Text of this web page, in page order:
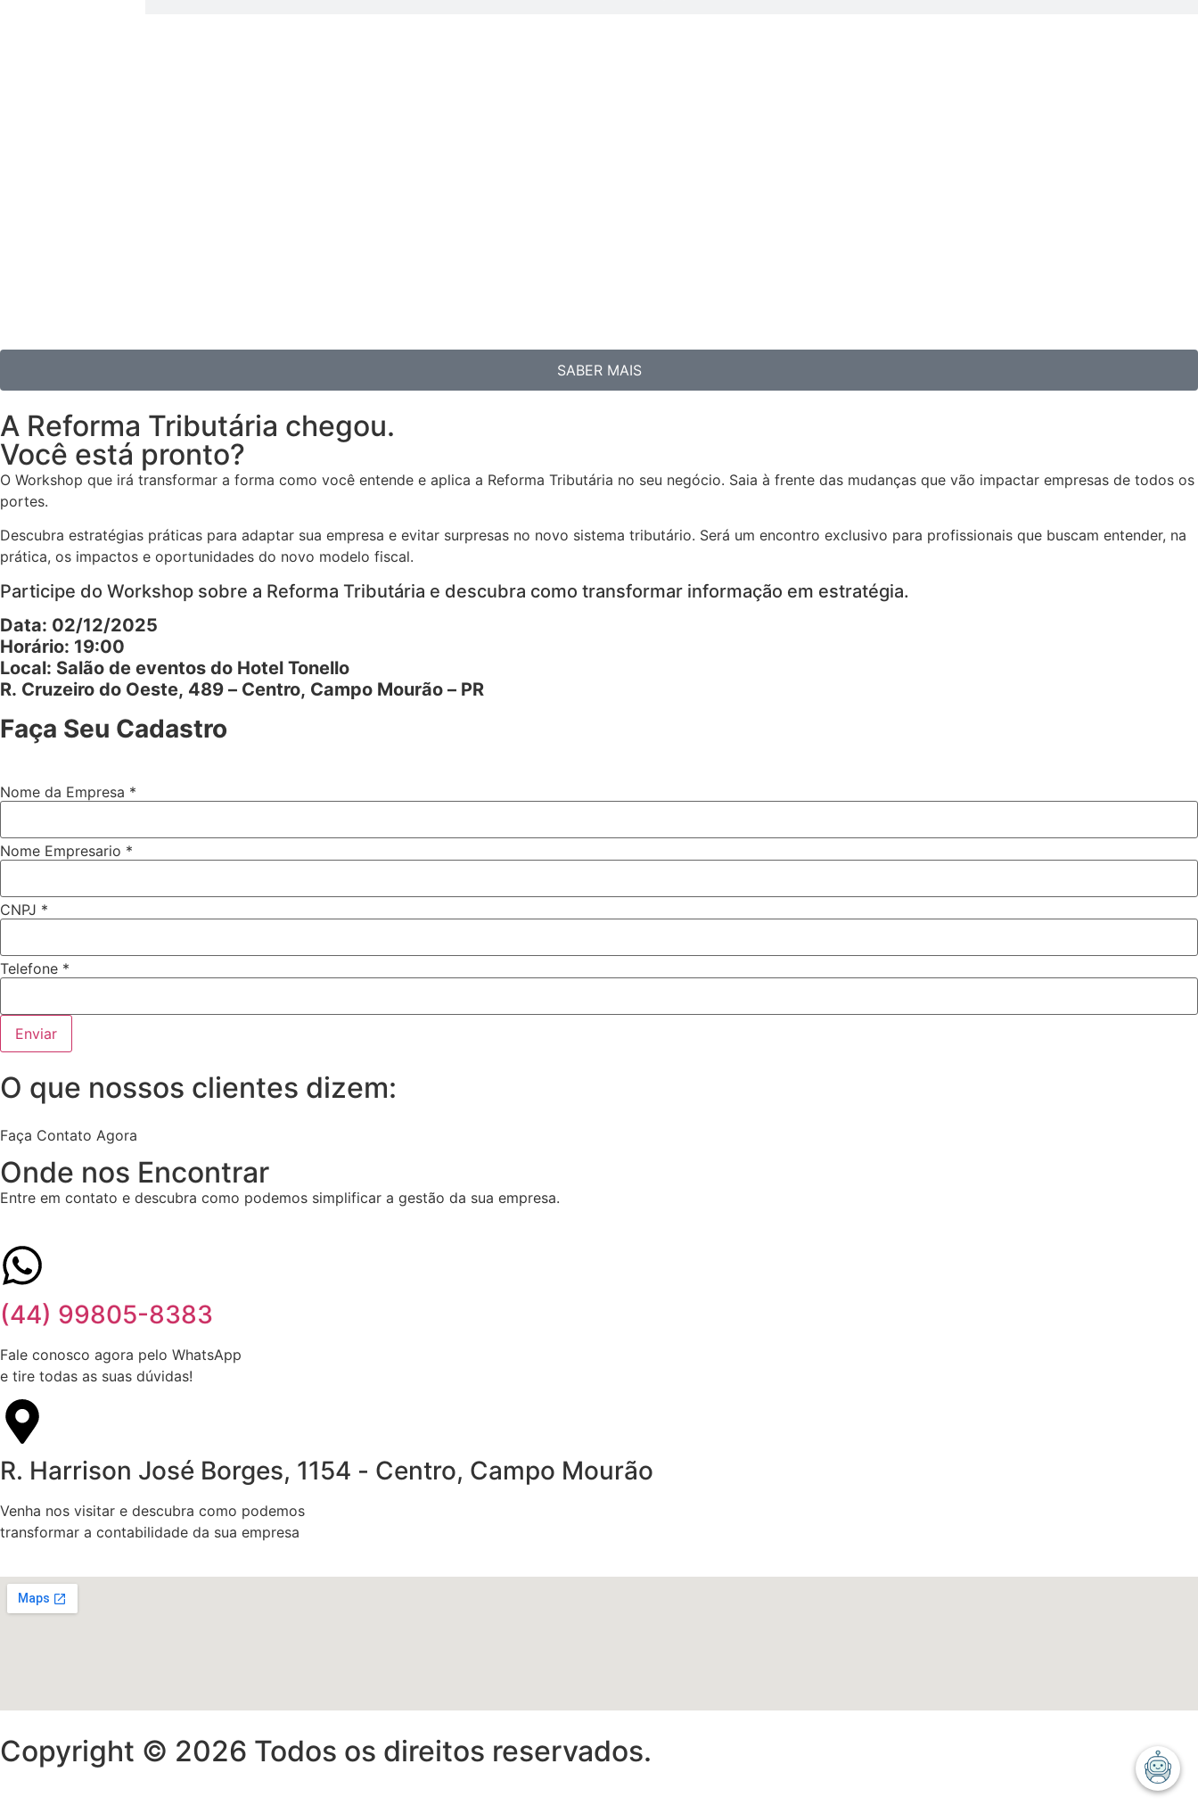
SABER MAIS
A Reforma Tributária chegou.
Você está pronto?
O Workshop que irá transformar a forma como você entende e aplica a Reforma Tributária no seu negócio. Saia à frente das mudanças que vão impactar empresas de todos os
portes.
Descubra estratégias práticas para adaptar sua empresa e evitar surpresas no novo sistema tributário. Será um encontro exclusivo para profissionais que buscam entender, na
prática, os impactos e oportunidades do novo modelo fiscal.
Participe do Workshop sobre a Reforma Tributária e descubra como transformar informação em estratégia.
Data: 02/12/2025
Horário: 19:00
Local: Salão de eventos do Hotel Tonello
R. Cruzeiro do Oeste, 489 – Centro, Campo Mourão – PR
Faça Seu Cadastro
Telefone
da
Nome da Empresa *
Nome Empresario *
CNPJ *
Telefone *
Enviar
O que nossos clientes dizem:
Faça Contato Agora
Onde nos Encontrar
Entre em contato e descubra como podemos simplificar a gestão da sua empresa.
(44) 99805-8383
Fale conosco agora pelo WhatsApp
e tire todas as suas dúvidas!
R. Harrison José Borges, 1154 - Centro, Campo Mourão
Venha nos visitar e descubra como podemos
transformar a contabilidade da sua empresa
Copyright © 2026 Todos os direitos reservados.